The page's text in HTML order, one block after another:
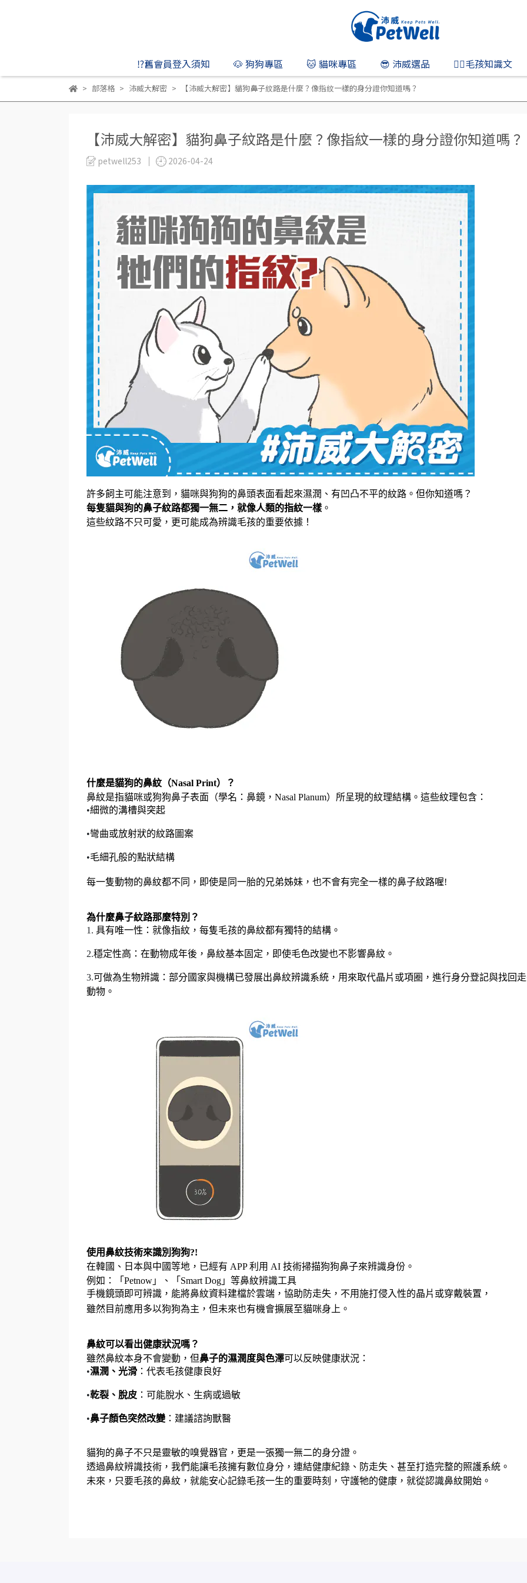
⁉️舊會員登入須知 🐶 狗狗專區 🐱 貓咪專區 😎 沛威選品 👨‍⚕️毛孩知識文
部落格 沛威大解密 【沛威大解密】貓狗鼻子紋路是什麼？像指紋一樣的身分證你知道嗎？
【沛威大解密】貓狗鼻子紋路是什麼？像指紋一樣的身分證你知道嗎？
petwell253 2026-04-24
許多飼主可能注意到，貓咪與狗狗的鼻頭表面看起來濕潤、有凹凸不平的紋路。但你知道嗎？
每隻貓與狗的鼻子紋路都獨一無二，就像人類的指紋一樣 。
這些紋路不只可愛，更可能成為辨識毛孩的重要依據！
什麼是貓狗的鼻紋（Nasal Print）？
鼻紋是指貓咪或狗狗鼻子表面（學名：鼻鏡，Nasal Planum）所呈現的紋理結構。這些紋理包含：
•細微的溝槽與突起
•彎曲或放射狀的紋路圖案
•毛細孔般的點狀結構
每一隻動物的鼻紋都不同，即使是同一胎的兄弟姊妹，也不會有完全一樣的鼻子紋路喔!
為什麼鼻子紋路那麼特別？
1. 具有唯一性：就像指紋，每隻毛孩的鼻紋都有獨特的結構。
2.穩定性高：在動物成年後，鼻紋基本固定，即使毛色改變也不影響鼻紋。
3.可做為生物辨識：部分國家與機構已發展出鼻紋辨識系統，用來取代晶片或項圈，進行身分登記與找回
動物。
使用鼻紋技術來識別狗狗?!
在韓國、日本與中國等地，已經有 APP 利用 AI 技術掃描狗狗鼻子來辨識身份。
例如：「Petnow」、「Smart Dog」等鼻紋辨識工具
手機鏡頭即可辨識， 能將鼻紋資料建檔於雲端，協助防走失， 不用施打侵入性的晶片 或穿戴裝置，
雖然目前應用多以狗狗為主，但未來也有機會擴展至貓咪身上。
鼻紋可以看出健康狀況嗎？
雖然鼻紋本身不會變動，但鼻子的濕潤度與色澤可以反映健康狀況：
•濕潤、光滑 ：代表毛孩健康良好
•乾裂、脫皮 ：可能脫水、生病或過敏
•鼻子顏色突然改變 ：建議諮詢獸醫
貓狗的鼻子不只是靈敏的嗅覺器官，更是一張獨一無二的身分證。
透過鼻紋辨識技術，我們能讓毛孩擁有數位身分，連結健康紀錄、防走失、甚至打造完整的照護系統。
未來，只要毛孩的鼻紋，就能安心記錄毛孩一生的重要時刻，守護牠的健康，就從認識鼻紋開始。